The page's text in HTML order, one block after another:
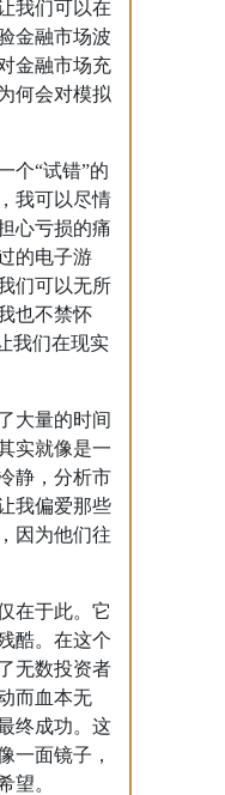
我们可以在
金融市场波
金融市场充
何会对模拟
个“试错”的
我可以尽情
心亏损的痛
的电子游
们可以无所
也不禁怀
我们在现实
大量的时间
实就像是一
静，分析市
我偏爱那些
因为他们往
在于此。它
酷。在这个
无数投资者
而血本无
终成功。这
一面镜子，
望。